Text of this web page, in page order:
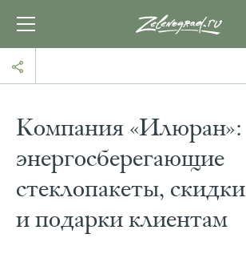
Компания «Илюран»:
энергосберегающие
стеклопакеты, скидки
и подарки клиентам